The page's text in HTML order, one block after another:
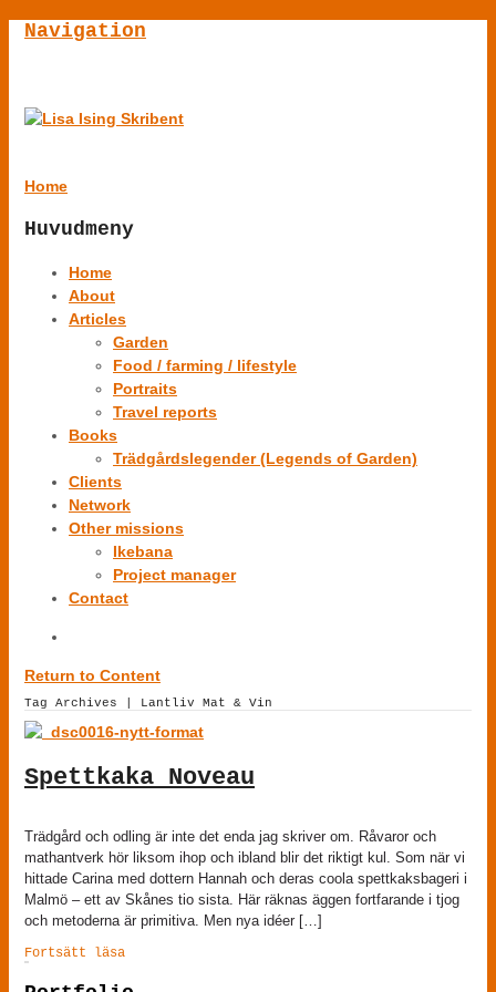
Navigation
Home
Huvudmeny
Home
About
Articles
Garden
Food / farming / lifestyle
Portraits
Travel reports
Books
Trädgårdslegender (Legends of Garden)
Clients
Network
Other missions
Ikebana
Project manager
Contact
Return to Content
Tag Archives | Lantliv Mat & Vin
Spettkaka Noveau
Trädgård och odling är inte det enda jag skriver om. Råvaror och
mathantverk hör liksom ihop och ibland blir det riktigt kul. Som när vi
hittade Carina med dottern Hannah och deras coola spettkaksbageri i
Malmö – ett av Skånes tio sista. Här räknas äggen fortfarande i tjog
och metoderna är primitiva. Men nya idéer […]
Fortsätt läsa